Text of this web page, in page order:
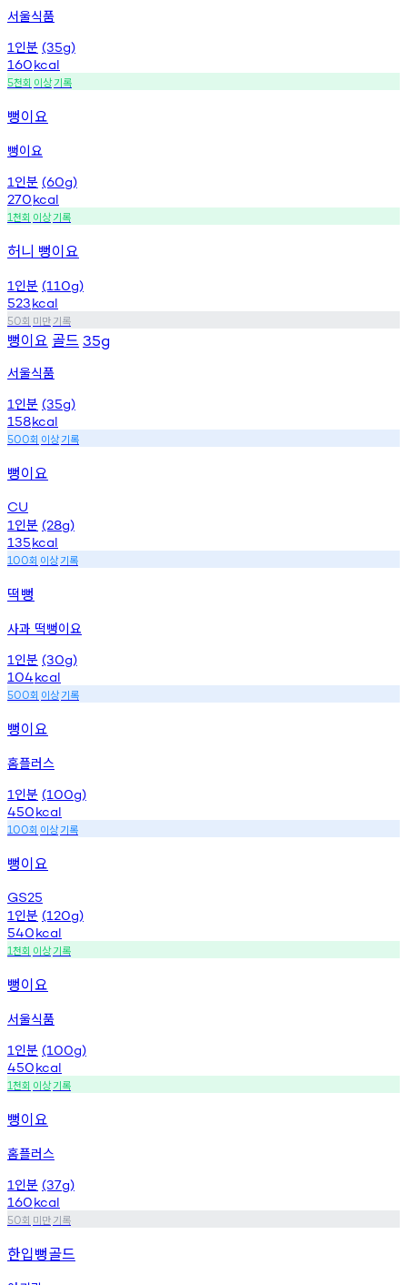
서울식품
1 인분 (35g)
160kcal
5천회 이상기록
뻥이요
뻥이요
1 인분 (60g)
270kcal
1천회 이상기록
허니 뻥이요
1 인분 (110g)
523kcal
50회 미만기록
뻥이요 골드 35g
서울식품
1 인분 (35g)
158kcal
500회 이상기록
뻥이요
CU
1 인분 (28g)
135kcal
100회 이상기록
떡뻥
사과 떡뻥이요
1 인분 (30g)
104kcal
500회 이상기록
뻥이요
홈플러스
1 인분 (100g)
450kcal
100회 이상기록
뻥이요
GS25
1 인분 (120g)
540kcal
1천회 이상기록
뻥이요
서울식품
1 인분 (100g)
450kcal
1천회 이상기록
뻥이요
홈플러스
1 인분 (37g)
160kcal
50회 미만기록
한입뻥골드